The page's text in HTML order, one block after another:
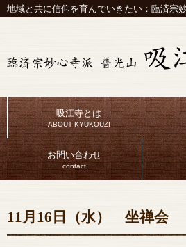
地域と共に信仰を育んでいきたい：臨済宗
吸江寺とは
ABOUT KYUKOUZI
お問い合わせ
contact
11月16日（水） 坐禅会